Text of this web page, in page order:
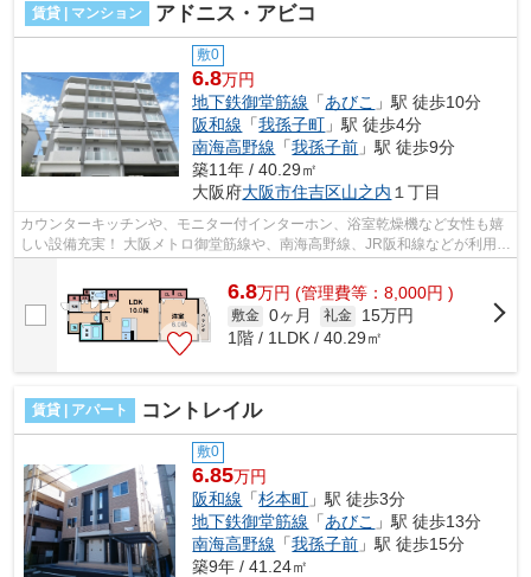
賃貸 | マンション アドニス・アビコ
敷0
6.8万円
地下鉄御堂筋線 「あびこ 」駅 徒歩10分
阪和線 「我孫子町 」駅 徒歩4分
南海高野線 「我孫子前 」駅 徒歩9分
築11年 / 40.29㎡
大阪府大阪市住吉区山之内 １丁目
カウンターキッチンや、モニター付インターホン、浴室乾燥機など女性も嬉
しい設備充実！ 大阪メトロ御堂筋線や、南海高野線、JR阪和線などが利用で
き、アクセスが便利なマンションで...
6.8万円 (管理費等：8,000円 )
敷金 0ヶ月 礼金
15万円
1階 / 1LDK / 40.29㎡
賃貸 | アパート コントレイル
敷0
6.85万円
阪和線 「杉本町 」駅 徒歩3分
地下鉄御堂筋線 「あびこ 」駅 徒歩13分
南海高野線 「我孫子前 」駅 徒歩15分
築9年 / 41.24㎡